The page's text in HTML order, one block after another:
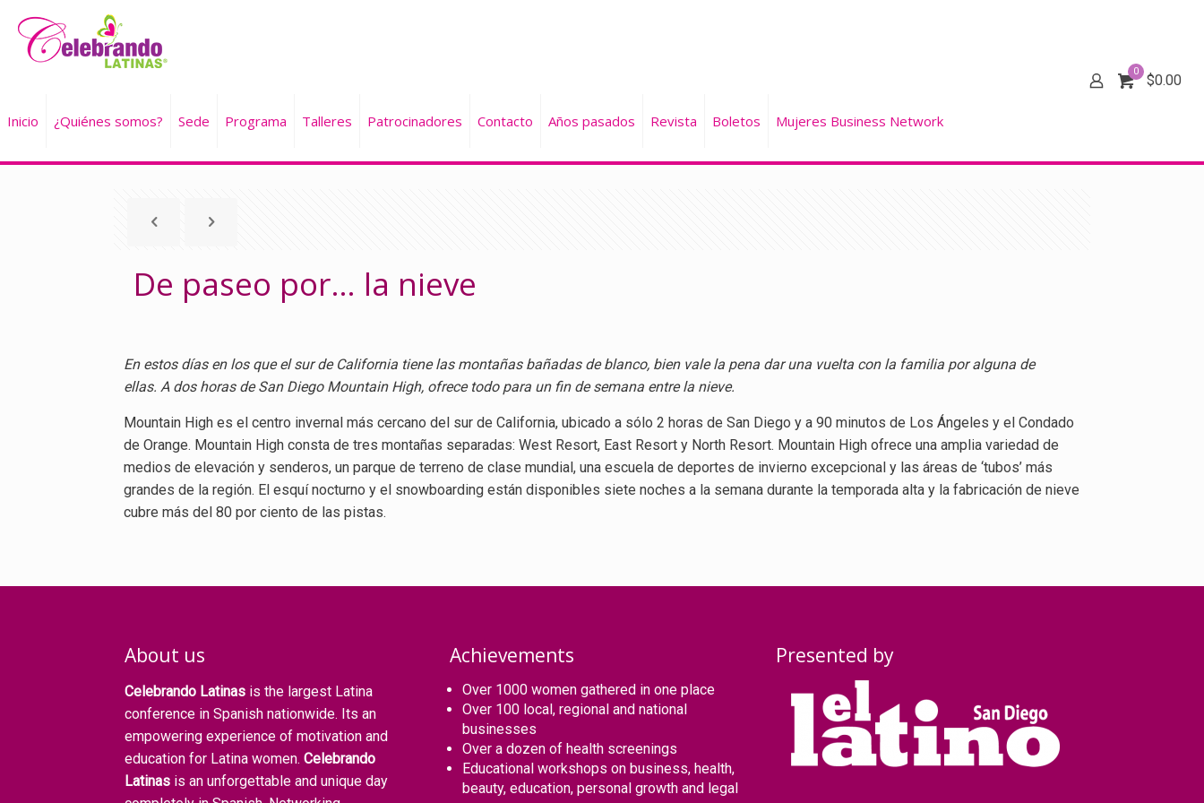
Inicio ¿Quiénes somos? Sede Programa Talleres Patrocinadores Contacto Años pasados Revista Boletos Mujeres Business Network
0
$0.00
De paseo por… la nieve
En estos días en los que el sur de California tiene las montañas bañadas de blanco, bien vale la pena dar una vuelta con la familia por alguna de
ellas. A dos horas de San Diego Mountain High, ofrece todo para un fin de semana entre la nieve.
Mountain High es el centro invernal más cercano del sur de California, ubicado a sólo 2 horas de San Diego y a 90 minutos de Los Ángeles y el Condado
de Orange. Mountain High consta de tres montañas separadas: West Resort, East Resort y North Resort. Mountain High ofrece una amplia variedad de
medios de elevación y senderos, un parque de terreno de clase mundial, una escuela de deportes de invierno excepcional y las áreas de ‘tubos’ más
grandes de la región. El esquí nocturno y el snowboarding están disponibles siete noches a la semana durante la temporada alta y la fabricación de nieve
cubre más del 80 por ciento de las pistas.
About us
Celebrando Latinas is the largest Latina
conference in Spanish nationwide. Its an
empowering experience of motivation and
education for Latina women. Celebrando
Latinas is an unforgettable and unique day
Achievements
Over 1000 women gathered in one place
Over 100 local, regional and national
businesses
Over a dozen of health screenings
Educational workshops on business, health,
beauty, education, personal growth and legal
Presented by